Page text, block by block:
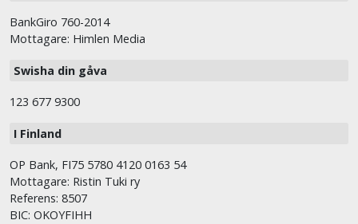
BankGiro 760-2014
Mottagare: Himlen Media
Swisha din gåva
123 677 9300
I Finland
OP Bank, FI75 5780 4120 0163 54
Mottagare: Ristin Tuki ry
Referens: 8507
BIC: OKOYFIHH